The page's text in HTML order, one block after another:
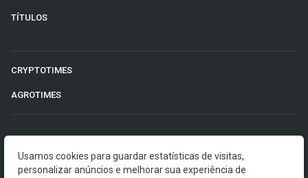
TÍTULOS
CRYPTOTIMES
AGROTIMES
O Money Times publica matérias de cunho jornalístico, que
Usamos cookies para guardar estatísticas de visitas,
personalizar anúncios e melhorar sua experiência de